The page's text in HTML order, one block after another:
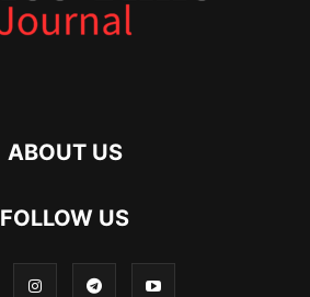
ABOUT US
FOLLOW US